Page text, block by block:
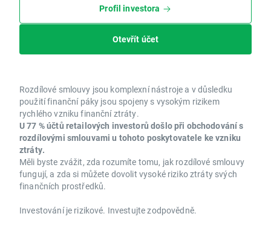
Profil investora
Otevřít účet
Rozdílové smlouvy jsou komplexní nástroje a v důsledku
použití finanční páky jsou spojeny s vysokým rizikem
rychlého vzniku finanční ztráty.
U 77 % účtů retailových investorů došlo při obchodování s
rozdílovými smlouvami u tohoto poskytovatele ke vzniku
ztráty.
Měli byste zvážit, zda rozumíte tomu, jak rozdílové smlouvy
fungují, a zda si můžete dovolit vysoké riziko ztráty svých
finančních prostředků.
Investování je rizikové. Investujte zodpovědně.